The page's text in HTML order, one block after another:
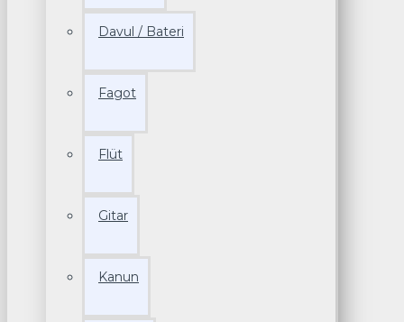
Davul / Bateri
Fagot
Flüt
Gitar
Kanun